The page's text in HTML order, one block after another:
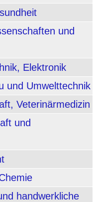
und
Elektronik
und Umwelttechnik
Veterinärmedizin
und
handwerkliche